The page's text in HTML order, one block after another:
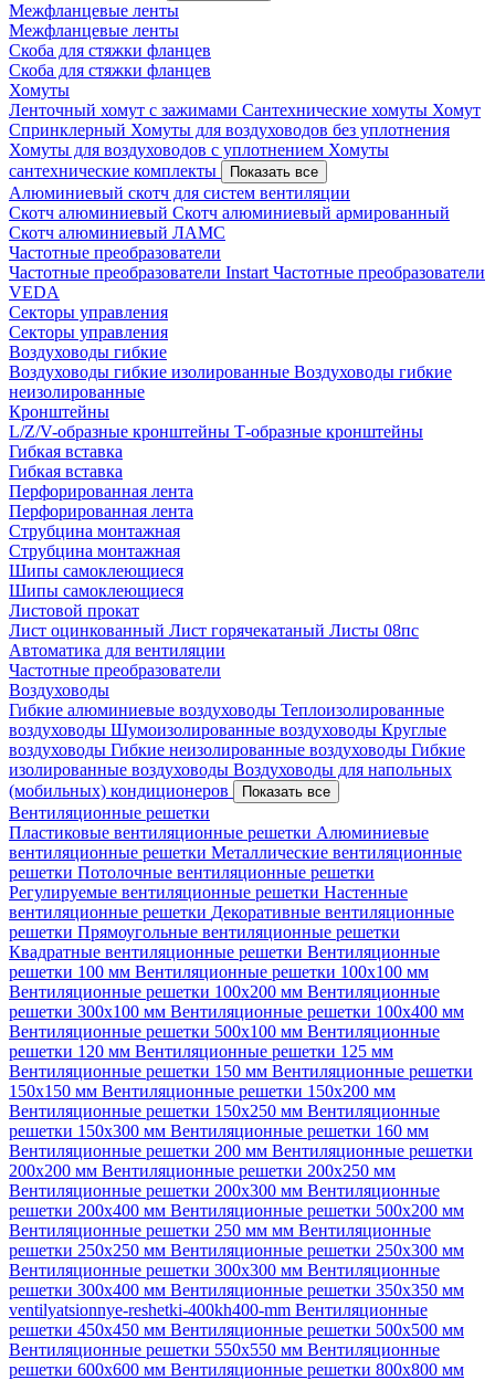
Межфланцевые ленты
Межфланцевые ленты
Скоба для стяжки фланцев
Скоба для стяжки фланцев
Хомуты
Ленточный хомут с зажимами Сантехнические хомуты Хомут
Спринклерный Хомуты для воздуховодов без уплотнения
Хомуты для воздуховодов с уплотнением Хомуты
сантехнические комплекты
Показать все
Алюминиевый скотч для систем вентиляции
Скотч алюминиевый Скотч алюминиевый армированный
Скотч алюминиевый ЛАМС
Частотные преобразователи
Частотные преобразователи Instart Частотные преобразователи
VEDA
Секторы управления
Секторы управления
Воздуховоды гибкие
Воздуховоды гибкие изолированные Воздуховоды гибкие
неизолированные
Кронштейны
L/Z/V-образные кронштейны Т-образные кронштейны
Гибкая вставка
Гибкая вставка
Перфорированная лента
Перфорированная лента
Струбцина монтажная
Струбцина монтажная
Шипы самоклеющиеся
Шипы самоклеющиеся
Листовой прокат
Лист оцинкованный Лист горячекатаный Листы 08пс
Автоматика для вентиляции
Частотные преобразователи
Воздуховоды
Гибкие алюминиевые воздуховоды Теплоизолированные
воздуховоды Шумоизолированные воздуховоды Круглые
воздуховоды Гибкие неизолированные воздуховоды Гибкие
изолированные воздуховоды Воздуховоды для напольных
(мобильных) кондиционеров
Показать все
Вентиляционные решетки
Пластиковые вентиляционные решетки Алюминиевые
вентиляционные решетки Металлические вентиляционные
решетки Потолочные вентиляционные решетки
Регулируемые вентиляционные решетки Настенные
вентиляционные решетки Декоративные вентиляционные
решетки Прямоугольные вентиляционные решетки
Квадратные вентиляционные решетки Вентиляционные
решетки 100 мм Вентиляционные решетки 100х100 мм
Вентиляционные решетки 100х200 мм Вентиляционные
решетки 300х100 мм Вентиляционные решетки 100х400 мм
Вентиляционные решетки 500х100 мм Вентиляционные
решетки 120 мм Вентиляционные решетки 125 мм
Вентиляционные решетки 150 мм Вентиляционные решетки
150х150 мм Вентиляционные решетки 150х200 мм
Вентиляционные решетки 150х250 мм Вентиляционные
решетки 150х300 мм Вентиляционные решетки 160 мм
Вентиляционные решетки 200 мм Вентиляционные решетки
200х200 мм Вентиляционные решетки 200х250 мм
Вентиляционные решетки 200х300 мм Вентиляционные
решетки 200х400 мм Вентиляционные решетки 500х200 мм
Вентиляционные решетки 250 мм мм Вентиляционные
решетки 250х250 мм Вентиляционные решетки 250х300 мм
Вентиляционные решетки 300х300 мм Вентиляционные
решетки 300х400 мм Вентиляционные решетки 350х350 мм
ventilyatsionnye-reshetki-400kh400-mm Вентиляционные
решетки 450х450 мм Вентиляционные решетки 500х500 мм
Вентиляционные решетки 550х550 мм Вентиляционные
решетки 600х600 мм Вентиляционные решетки 800х800 мм